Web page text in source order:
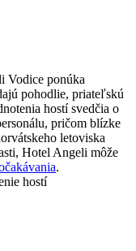
Vodice ponúka
pohodlie, priateľskú
hostí svedčia o
pričom blízke
letoviska
Hotel Angeli môže
.